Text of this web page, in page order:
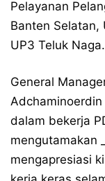
Pelayanan
Banten Selatan,
UP3 Teluk Naga.
General
dalam bekerja
mengutamakan
mengapresiasi